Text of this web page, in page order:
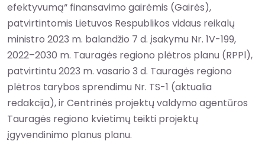
efektyvumą“ finansavimo gairėmis (Gairės),
patvirtintomis Lietuvos Respublikos vidaus reikalų
ministro 2023 m. balandžio 7 d. įsakymu Nr. 1V-199,
2022–2030 m. Tauragės regiono plėtros planu (RPPl),
patvirtintu 2023 m. vasario 3 d. Tauragės regiono
plėtros tarybos sprendimu Nr. TS-1 (aktualia
redakcija), ir Centrinės projektų valdymo agentūros
Tauragės regiono kvietimų teikti projektų
įgyvendinimo planus planu.